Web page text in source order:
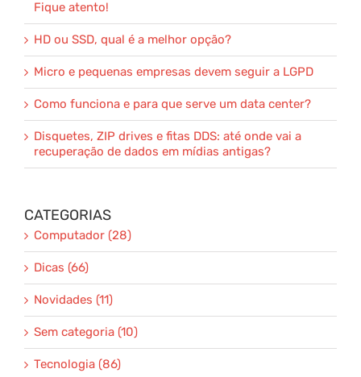
Fique atento!
HD ou SSD, qual é a melhor opção?
Micro e pequenas empresas devem seguir a LGPD
Como funciona e para que serve um data center?
Disquetes, ZIP drives e fitas DDS: até onde vai a
recuperação de dados em mídias antigas?
CATEGORIAS
Computador (28)
Dicas (66)
Novidades (11)
Sem categoria (10)
Tecnologia (86)